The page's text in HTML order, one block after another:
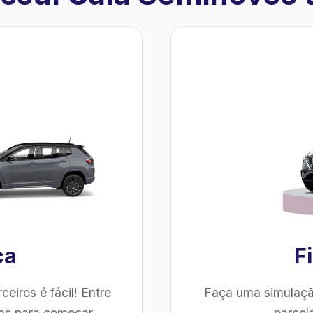
é fácil! Entre
Faça uma